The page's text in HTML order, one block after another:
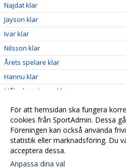
Najdat klar
Jayson klar
Ivar klar
Nilsson klar
Årets spelare klar
Hannu klar
Målvaktstränare klar
Assisterande klar
Assisterande klar
Tränare klar
För att hemsidan ska fungera
cookies från SportAdmin. Dessa
Föreningen kan också använda
statistik eller marknadsföring. Du
acceptera dessa.
Anpassa dina val